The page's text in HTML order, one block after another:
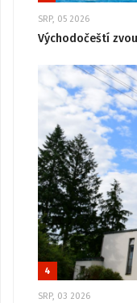
SRP, 05 2026
Východočeští
4
SRP, 03 2026